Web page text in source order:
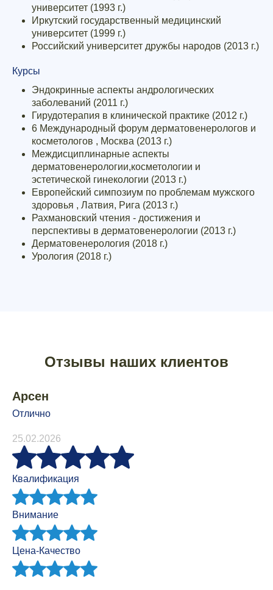
университет (1993 г.)
Иркутский государственный медицинский
университет (1999 г.)
Российский университет дружбы народов (2013 г.)
Курсы
Эндокринные аспекты андрологических
заболеваний (2011 г.)
Гирудотерапия в клинической практике (2012 г.)
6 Международный форум дерматовенерологов и
косметологов , Москва (2013 г.)
Междисциплинарные аспекты
дерматовенерологии,косметологии и
эстетической гинекологии (2013 г.)
Европейский симпозиум по проблемам мужского
здоровья , Латвия, Рига (2013 г.)
Рахмановский чтения - достижения и
перспективы в дерматовенерологии (2013 г.)
Дерматовенерология (2018 г.)
Урология (2018 г.)
Отзывы наших клиентов
Арсен
Отлично
25.02.2026
Квалификация
Внимание
Цена-Качество